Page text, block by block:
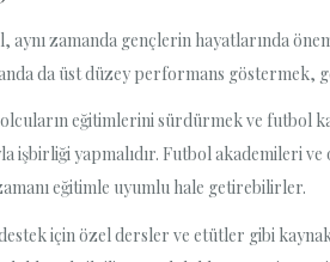
aynı zamanda gençlerin hayatlarında
da üst düzey performans göstermek,
eğitimlerini sürdürmek ve futbol
işbirliği yapmalıdır. Futbol akademileri
eğitimle uyumlu hale getirebilirler.
için özel dersler ve etütler gibi